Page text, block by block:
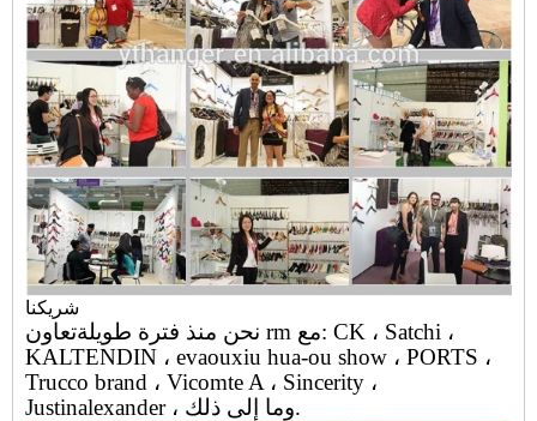
شريكنا
نحن منذ فترة طويلةتعاون rm مع: CK ، Satchi ،
KALTENDIN ، evaouxiu hua-ou show ، PORTS ،
Trucco brand ، Vicomte A ، Sincerity ،
Justinalexander ، وما إلى ذلك.